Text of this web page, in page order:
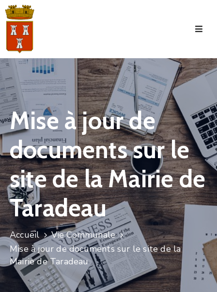
Accueil
La
Commune
Tourisme
Manifestations
Municipale
Services
Jeunesse
Mise à jour de
documents sur le
site de la Mairie de
Taradeau
Accueil
Vie Communale
Mise à jour de documents sur le site de la
Mairie de Taradeau